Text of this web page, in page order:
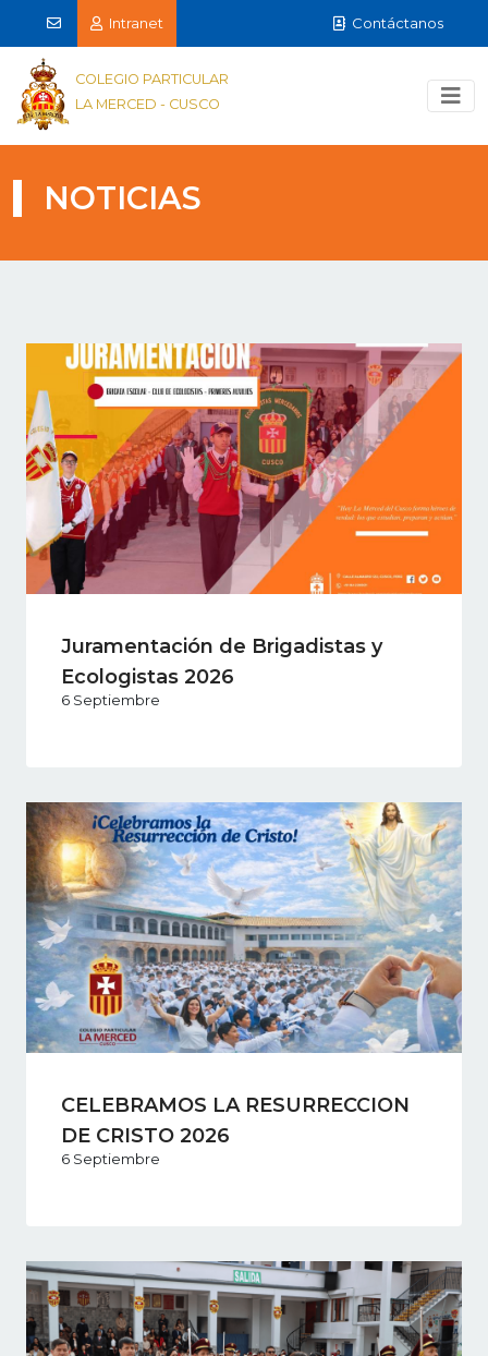
Intranet Contáctanos
COLEGIO PARTICULAR
LA MERCED - CUSCO
NOTICIAS
Juramentación de Brigadistas y
Ecologistas 2026
6 Septiembre
CELEBRAMOS LA RESURRECCION
DE CRISTO 2026
6 Septiembre